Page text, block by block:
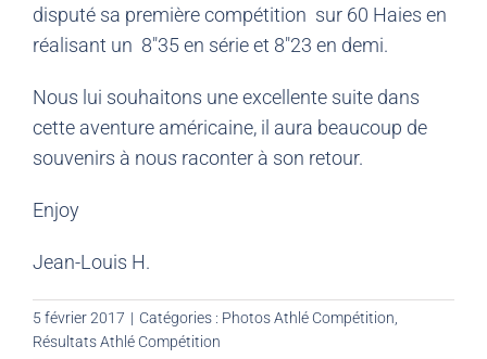
disputé sa première compétition sur 60 Haies en
réalisant un 8″35 en série et 8″23 en demi.
Nous lui souhaitons une excellente suite dans
cette aventure américaine, il aura beaucoup de
souvenirs à nous raconter à son retour.
Enjoy
Jean-Louis H.
5 février 2017 | Catégories : Photos Athlé Compétition
Résultats Athlé Compétition